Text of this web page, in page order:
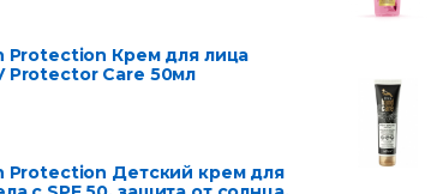
Protector Care 50мл